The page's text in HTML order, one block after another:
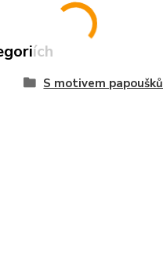
S motivem papoušků